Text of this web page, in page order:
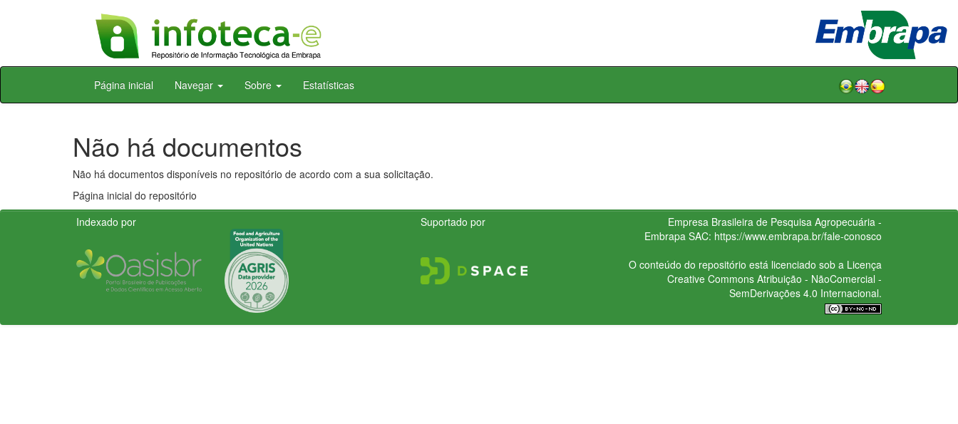
Skip
Página inicial Navegar Sobre Estatísticas
Não há documentos
Não há documentos disponíveis no repositório de acordo com a sua solicitação.
Página inicial do repositório
Indexado por
Suportado por
Empresa Brasileira de Pesquisa Agropecuária -
Embrapa SAC: https://www.embrapa.br/fale-conosco
O conteúdo do repositório está licenciado sob a Licença
Creative CommonsAtribuição - NãoComercial -
SemDerivações 4.0 Internacional.